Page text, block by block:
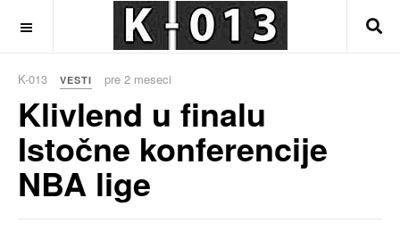
K-013 VESTI pre 2 meseci
Klivlend u finalu
Istočne konferencije
NBA lige